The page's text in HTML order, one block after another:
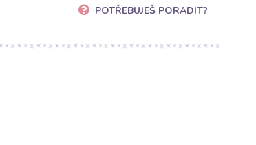
POTŘEBUJEŠ PORADIT?